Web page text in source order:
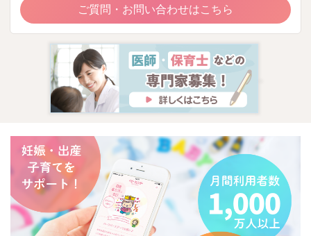
ご質問・お問い合わせはこちら